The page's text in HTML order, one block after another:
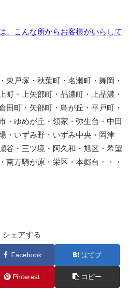
、こんな所からお客様がいらして
東戸塚・秋葉町・名瀬町・舞岡・
町・上矢部町・品濃町・上品濃・
田町・矢部町・鳥が丘・平戸町・
・ゆめが丘・領家・弥生台・中田
・いずみ野・いずみ中央・岡津
谷・三ツ境・阿久和・旭区・希望
南万騎が原・栄区・本郷台・・・
シェアする
Facebook はてブ
Pinterest コピー